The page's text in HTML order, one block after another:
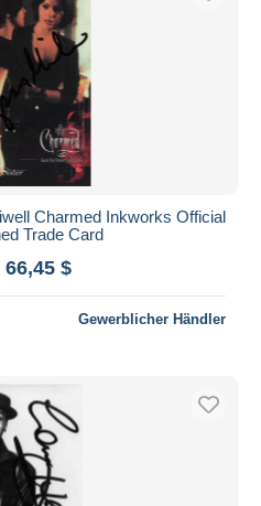
Charmed Inkworks Official
Trade Card
66,45 $
Gewerblicher Händler